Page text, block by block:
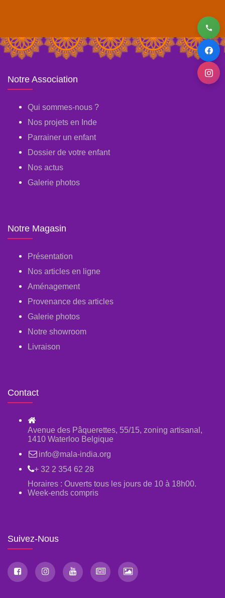
Notre Association
Qui sommes-nous ?
Nos projets en Inde
Parrainer un enfant
Dossier de votre enfant
Nos actus
Galerie photos
Notre Magasin
Présentation
Nos articles en ligne
Aménagement
Provenance des articles
Galerie photos
Notre showroom
Livraison
Contact
Avenue des Pâquerettes, 55/15, zoning artisanal,
1410 Waterloo Belgique
info@mala-india.org
+ 32 2 354 62 28
Horaires : Ouverts tous les jours de 10 à 18h00.
Week-ends compris
Suivez-Nous